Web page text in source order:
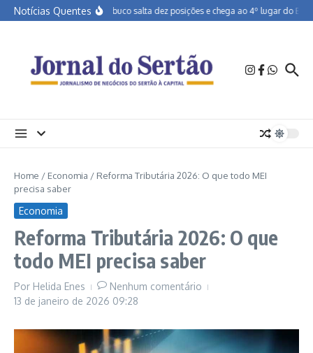
Ir para o conteúdo
Notícias QuentesPernambuco salta dez posições e chega ao 4º lugar do
Home / Economia / Reforma Tributária 2026: O que todo MEI
precisa saber
Economia
Reforma Tributária 2026: O que
todo MEI precisa saber
Por Helida Enes
Nenhum comentário
13 de janeiro de 2026 09:28